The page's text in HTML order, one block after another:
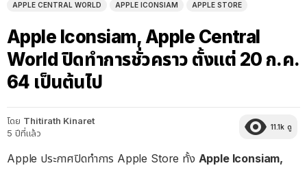
APPLE CENTRAL WORLD APPLE ICONSIAM APPLE STORE
Apple Iconsiam, Apple Central
World ปิดทำการชั่วคราว ตั้งแต่ 20 ก.ค.
64 เป็นต้นไป
โดย Thitirath Kinaret
5 ปีที่แล้ว
11.1k ดู
Apple ประกาศปิดทำการ Apple Store ทั้ง Apple Iconsiam,